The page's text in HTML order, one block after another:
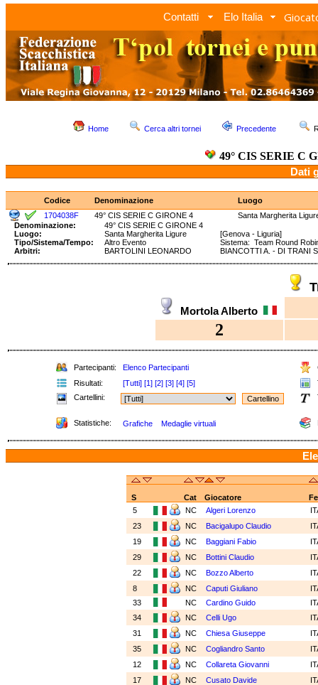
Contatti Elo Italia
Home Cerca altri tornei Precedente
49° CIS SERIE C
Dati
Codice Denominazione
Luogo
1704038F
49° CIS SERIE C GIRONE 4
Santa Margherita
Denominazione:
49° CIS SERIE C GIRONE 4
Luogo:
Santa Margherita Ligure
[Genova - Liguria]
Tipo/Sistema/Tempo:
Altro Evento
Sistema: Team Round
Arbitri:
BARTOLINI LEONARDO BIANCOTTI A. - DI TRANI
Mortola Alberto
2
Partecipanti: Elenco Partecipanti
Risultati:
[Tutti] [1] [2] [3] [4] [5]
Cartellini:
Statistiche: Grafiche Medaglie virtuali
S Cat Giocatore
5
NC Algeri Lorenzo
23
NC Bacigalupo Claudio
19
NC Baggiani Fabio
29
NC Bottini Claudio
22
NC Bozzo Alberto
8
NC Caputi Giuliano
33
NC Cardino Guido
34
NC Celli Ugo
31
NC Chiesa Giuseppe
35
NC Cogliandro Santo
12
NC Collareta Giovanni
17
NC Cusato Davide